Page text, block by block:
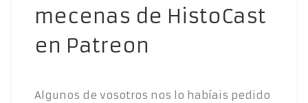
mecenas de HistoCast
en Patreon
Algunos de vosotros nos lo habíais pedido